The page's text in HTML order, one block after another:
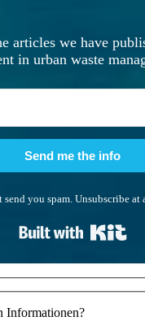
articles we have
in urban waste
Send me the info
send you spam. Unsubscribe at
Informationen?